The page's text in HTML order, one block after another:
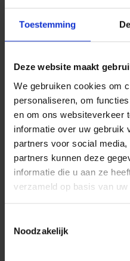
Toestemming
Deze website maakt
We gebruiken cookies om
personaliseren, om
en om ons websiteverkeer
informatie over uw gebruik
partners voor social
partners kunnen deze
informatie die u aan ze
verzameld op basis van
Noodzakelijk
toe.
Van belofte naar praktijk
De acht bedrijven
commitmentverklaring
van Building Balance.
worden ook ondertekend
bouwers en twee weken
architecten. Het blijft
alleen.
Marieke Mentink: “Dit
maar het begin. Van
sector uit om hier samen